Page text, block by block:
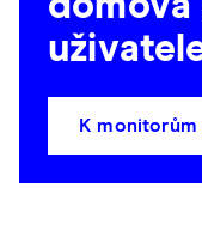
K monitorům